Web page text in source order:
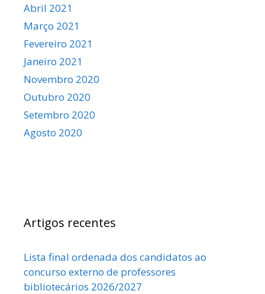
Abril 2021
Março 2021
Fevereiro 2021
Janeiro 2021
Novembro 2020
Outubro 2020
Setembro 2020
Agosto 2020
Artigos recentes
Lista final ordenada dos candidatos ao
concurso externo de professores
bibliotecários 2026/2027